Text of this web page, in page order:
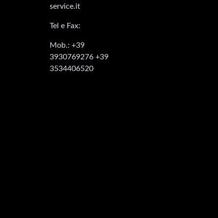
service.it
Tel e Fax:
Mob.: +39
3930769276 +39
3534406520